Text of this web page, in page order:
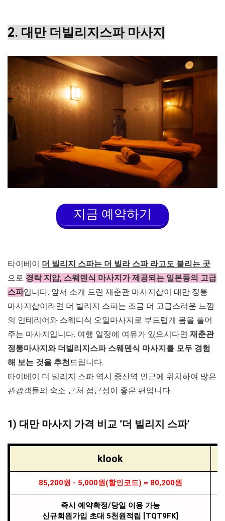
2. 대만 더빌리지스파 마사지
지금 예약하기
타이베이 더 빌리지 스파는 더 빌라 스파 라고도 불리는 곳
으로 경락 지압, 스웨덴식 마사지가 제공되는 일본풍의 고급
스파입니다. 앞서 소개 드린 재춘관 마사지샵이 대만 정통
마사지샵이라면 더 빌리지 스파는 조금 더 고급스러운 느낌
의 인테리어와 스웨디식 오일마사지로 부드럽게 몸을 풀어
주는 마사지입니다. 여행 일정에 여유가 있으시다면 재춘관
정통마사지와 더빌리지스파 스웨덴식 마사지를 모두 경험
해 보는 것을 추천 드립니다.
타이베이 더 빌리지 스파 역시 중산역 인근에 위치하여 많은
관광객들의 숙소 근처 접근성이 좋은 편입니다.
1) 대만 마사지 가격 비교 ‘더 빌리지 스파’
klook
85,200원 - 5,000원(할인코드) = 80,200원
즉시 예약확정/당일 이용 가능
신규회원가입 초대 5천원적립 [TQT9FK]